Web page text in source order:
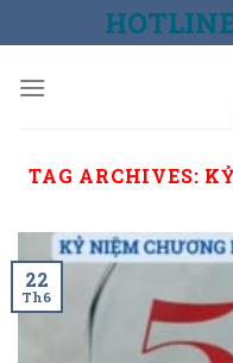
to
TAG ARCHIVES:
22
Th6